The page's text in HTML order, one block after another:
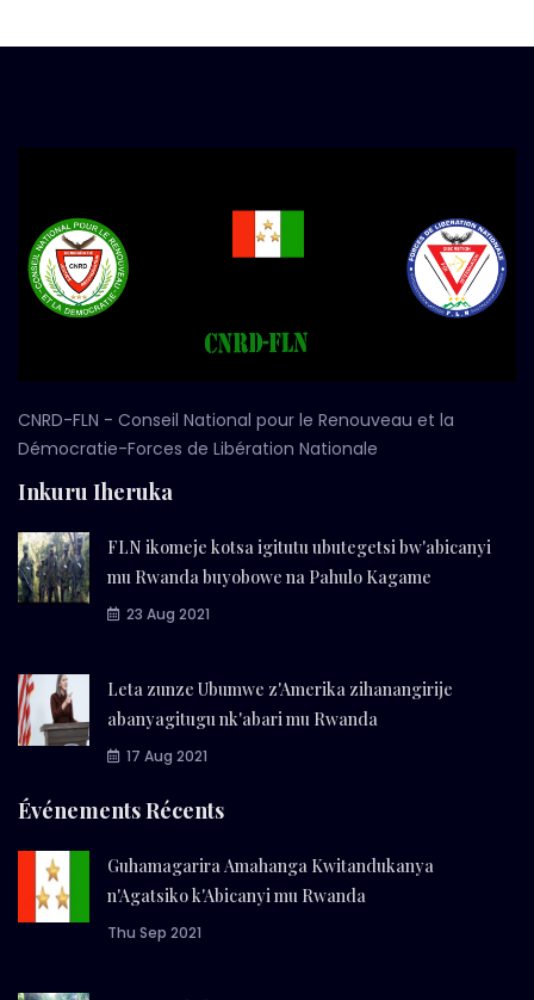
CNRD-FLN - Conseil National pour le Renouveau et la
Démocratie-Forces de Libération Nationale
Inkuru Iheruka
FLN ikomeje kotsa igitutu ubutegetsi bw'abicanyi
mu Rwanda buyobowe na Pahulo Kagame
23 Aug 2021
Leta zunze Ubumwe z'Amerika zihanangirije
abanyagitugu nk'abari mu Rwanda
17 Aug 2021
Événements Récents
Guhamagarira Amahanga Kwitandukanya
n'Agatsiko k'Abicanyi mu Rwanda
Thu Sep 2021